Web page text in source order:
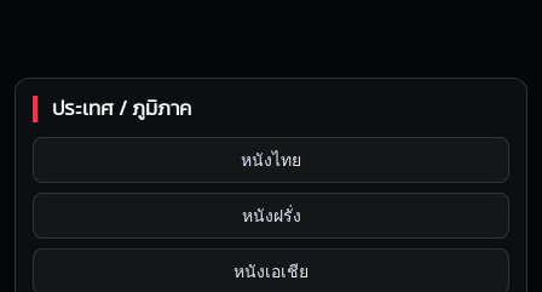
ประเทศ / ภูมิภาค
หนังไทย
หนังฝรั่ง
หนังเอเชีย